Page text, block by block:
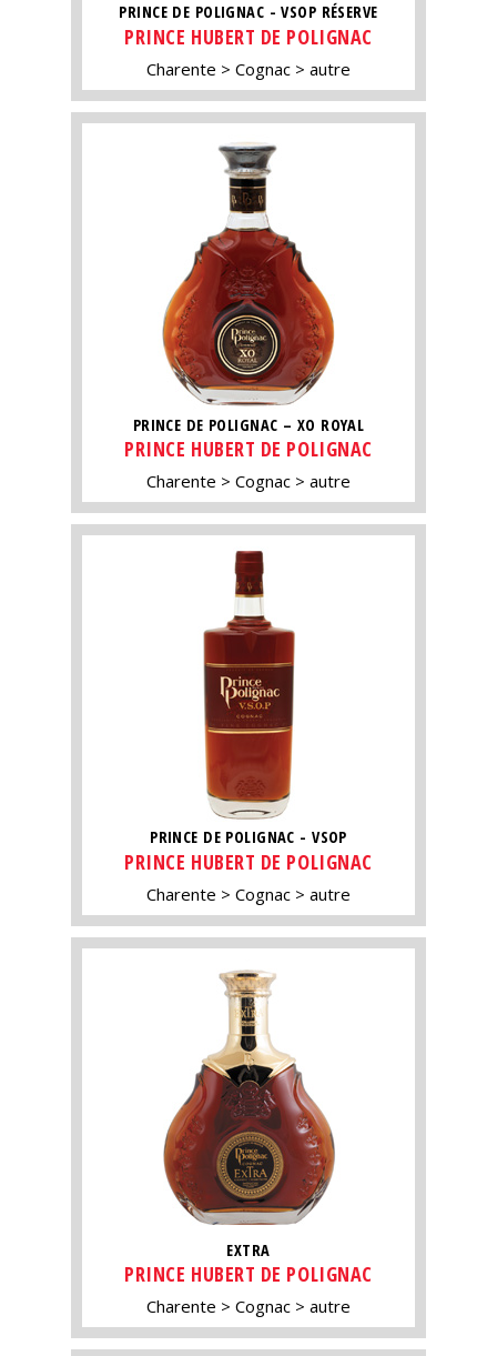
PRINCE DE POLIGNAC - VSOP RÉSERVE
PRINCE HUBERT DE POLIGNAC
Charente Cognac autre
PRINCE DE POLIGNAC – XO ROYAL
PRINCE HUBERT DE POLIGNAC
Charente Cognac autre
PRINCE DE POLIGNAC - VSOP
PRINCE HUBERT DE POLIGNAC
Charente Cognac autre
EXTRA
PRINCE HUBERT DE POLIGNAC
Charente Cognac autre